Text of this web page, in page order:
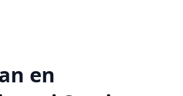
en